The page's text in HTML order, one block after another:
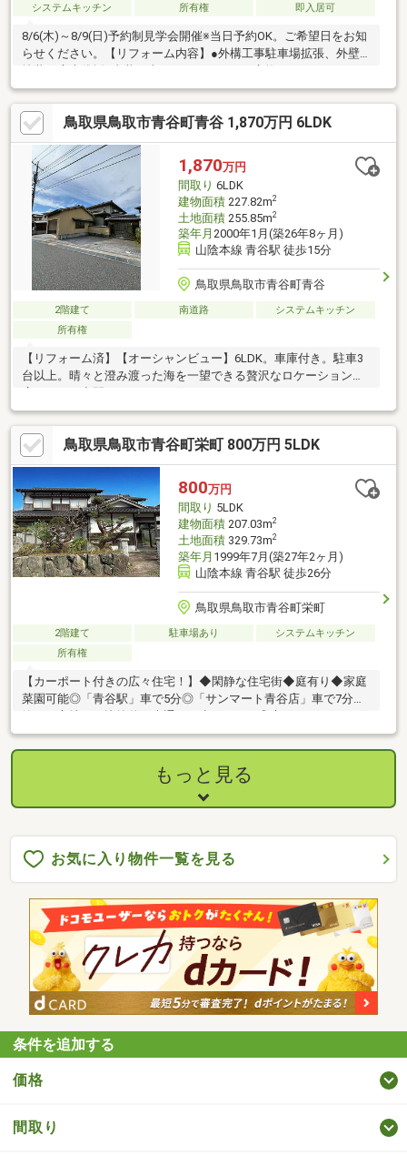
システムキッチン 所有権 即入居可
8/6(木)～8/9(日)予約制見学会開催※当日予約OK。ご希望日をお知
らせください。【リフォーム内容】●外構工事駐車場拡張、外壁
塗装、庭木伐採●内装工事システムキッチン交換、ユニットバス
交換、温水洗浄便座トイレ交換、洗面化粧台交換、玄関扉交換、
フローリング上張り、クロス張替え、畳表替え、クッションフロ
ア張替え、建具交換、シューズボックス交換、インターホン設
置、火災警報器設置、照明LED交換【おすすめポイント】・雨漏
り、構造上主要な部分の欠陥や・腐食、給排水管の故障や漏水に
ついてお引渡しより２年間保証・シロアリ防除工事施工後5年間保
証・新品の照明器具設置済なので入
鳥取県鳥取市青谷町青谷 1,870万円 6LDK
1,870万円
間取り 6LDK
建物面積227.82m2
土地面積255.85m2
築年月 2000年1月(築26年8ヶ月)
山陰本線 青谷駅 徒歩15分
鳥取県鳥取市青谷町青谷
2階建て 南道路
システムキッチン
所有権
【リフォーム済】【オーシャンビュー】6LDK。車庫付き。駐車3
台以上。晴々と澄み渡った海を一望できる贅沢なロケーション。
鳥取県鳥取市青谷町栄町 800万円 5LDK
800万円
間取り 5LDK
建物面積207.03m2
土地面積329.73m2
築年月 1999年7月(築27年2ヶ月)
山陰本線 青谷駅 徒歩26分
鳥取県鳥取市青谷町栄町
2階建て 駐車場あり
システムキッチン
所有権
【カーポート付きの広々住宅！】◆閑静な住宅街◆庭有り◆家庭
菜園可能◎「青谷駅」車で5分◎「サンマート青谷店」車で7分◎
静かな立地で、比較的に車通りが少ないです◎庭でガーデニング
や家庭菜園を楽しめます
もっと見る
お気に入り物件一覧を見る
条件を追加する
価格
間取り